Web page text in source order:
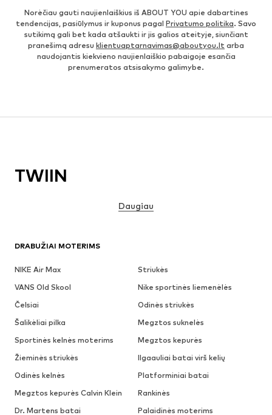
Norėčiau gauti naujienlaiškius iš ABOUT YOU apie dabartines
tendencijas, pasiūlymus ir kuponus pagal Privatumo politika. Savo
sutikimą gali bet kada atšaukti ir jis galios ateityje, siunčiant
pranešimą adresu klientuaptarnavimas@aboutyou.lt arba
naudojantis kiekvieno naujienlaiškio pabaigoje esančia
prenumeratos atsisakymo galimybe.
DRABUŽIAI MOTERIMS
NIKE Air Max
Striukės
VANS Old Skool
Nike sportinės liemenėlės
Čelsiai
Odinės striukės
Šalikėliai pilka
Megztos suknelės
Sportinės kelnės moterims
Megztos kepurės
Žieminės striukės
Ilgaauliai batai virš kelių
Odinės kelnės
Platforminiai batai
Megztos kepurės Calvin Klein
Rankinės
Dr. Martens batai
Palaidinės moterims
TWIIN
Daugiau